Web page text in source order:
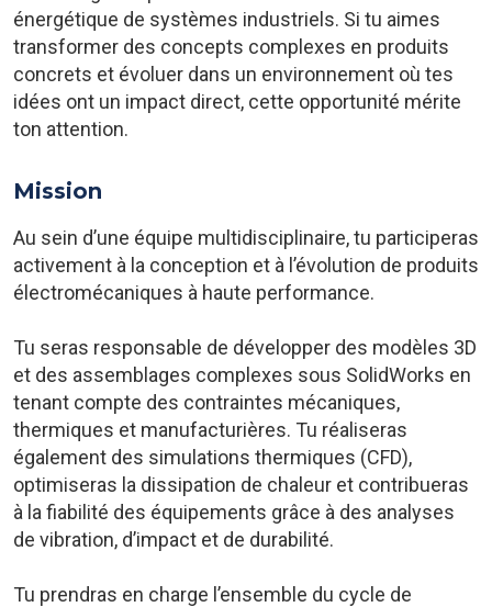
énergétique de systèmes industriels. Si tu aimes
transformer des concepts complexes en produits
concrets et évoluer dans un environnement où tes
idées ont un impact direct, cette opportunité mérite
ton attention.
Mission
Au sein d’une équipe multidisciplinaire, tu participeras
activement à la conception et à l’évolution de produits
électromécaniques à haute performance.
Tu seras responsable de développer des modèles 3D
et des assemblages complexes sous SolidWorks en
tenant compte des contraintes mécaniques,
thermiques et manufacturières. Tu réaliseras
également des simulations thermiques (CFD),
optimiseras la dissipation de chaleur et contribueras
à la fiabilité des équipements grâce à des analyses
de vibration, d’impact et de durabilité.
Tu prendras en charge l’ensemble du cycle de